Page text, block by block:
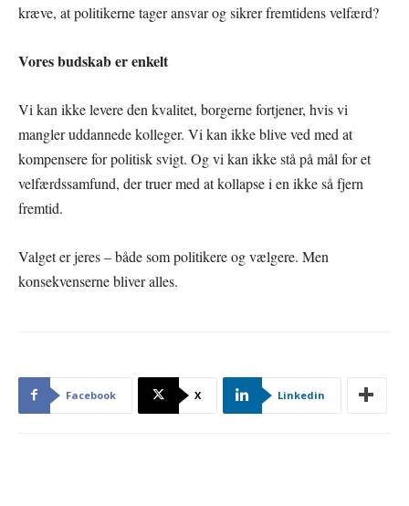
kræve, at politikerne tager ansvar og sikrer fremtidens velfærd?
Vores budskab er enkelt
Vi kan ikke levere den kvalitet, borgerne fortjener, hvis vi
mangler uddannede kolleger. Vi kan ikke blive ved med at
kompensere for politisk svigt. Og vi kan ikke stå på mål for et
velfærdssamfund, der truer med at kollapse i en ikke så fjern
fremtid.
Valget er jeres – både som politikere og vælgere. Men
konsekvenserne bliver alles.
Facebook X Linkedin